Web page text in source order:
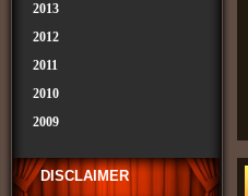
2013
2012
2011
2010
2009
DISCLAIMER